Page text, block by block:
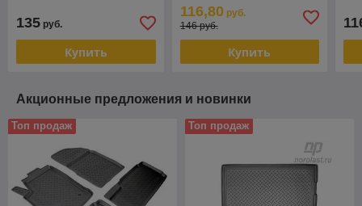
135 руб.
Купить
Гранд(Чехи
116,80руб.
146 руб.
Купить
Акционные предложения и новинки
Топ продаж Топ продаж